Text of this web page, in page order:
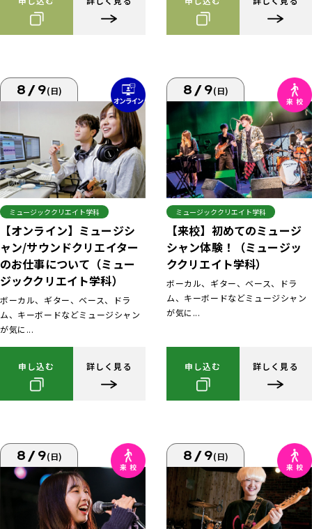
8/9(日)
ミュージッククリエイト学科
【オンライン】ミュージシ
ャン/サウンドクリエイター
のお仕事について（ミュー
ジッククリエイト学科）
ボーカル、ギター、ベース、ドラ
ム、キーボードなどミュージシャン
が気に...
申し込む 詳しく見る
8/9(日)
ミュージッククリエイト学科
【来校】初めてのミュージ
シャン体験！（ミュージッ
ククリエイト学科）
ボーカル、ギター、ベース、ドラ
ム、キーボードなどミュージシャン
が気に...
申し込む 詳しく見る
8/9(日) 8/9(日)